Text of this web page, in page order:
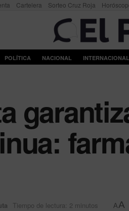
Cartelera Sorteo Cruz Roja
POLÍTICA NACIONAL INTERNACIONAL
Tiempo de lectura: 2 minutos AA